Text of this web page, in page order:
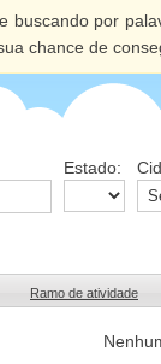
buscando por
chance de
Estado:
Ramo de atividade